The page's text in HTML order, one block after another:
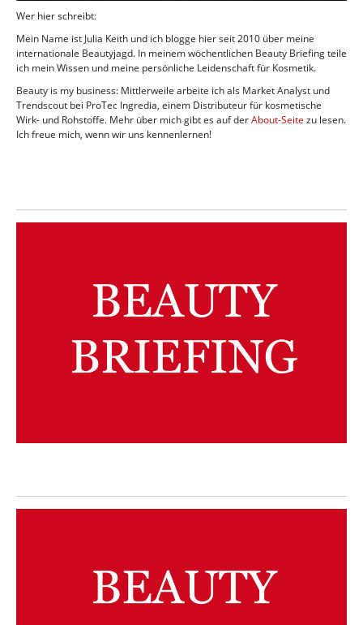
Wer hier schreibt:
Mein Name ist Julia Keith und ich blogge hier seit 2010 über meine
internationale Beautyjagd. In meinem wöchentlichen Beauty Briefing teile
ich mein Wissen und meine persönliche Leidenschaft für Kosmetik.
Beauty is my business: Mittlerweile arbeite ich als Market Analyst und
Trendscout bei ProTec Ingredia, einem Distributeur für kosmetische
Wirk- und Rohstoffe. Mehr über mich gibt es auf derAbout-Seite zu lesen.
Ich freue mich, wenn wir uns kennenlernen!